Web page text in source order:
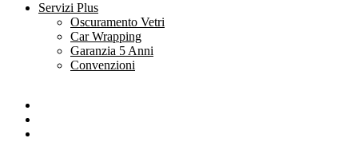
Servizi Plus
Oscuramento Vetri
Car Wrapping
Garanzia 5 Anni
Convenzioni